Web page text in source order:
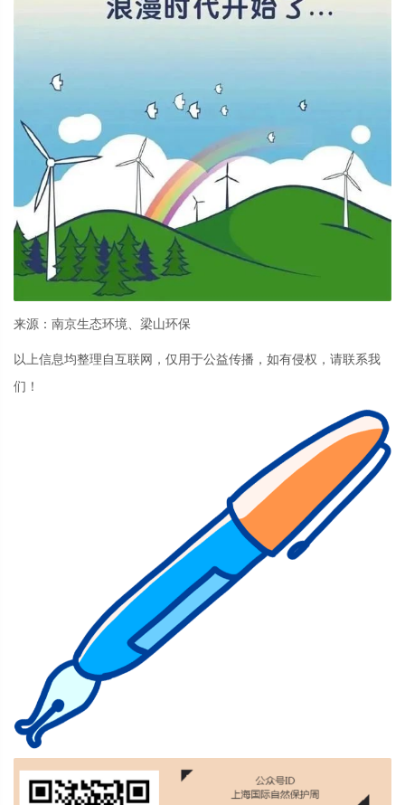
来源：南京生态环境、梁山环保
以上信息均整理自互联网，仅用于公益传播，如有侵权，请联系我
们！